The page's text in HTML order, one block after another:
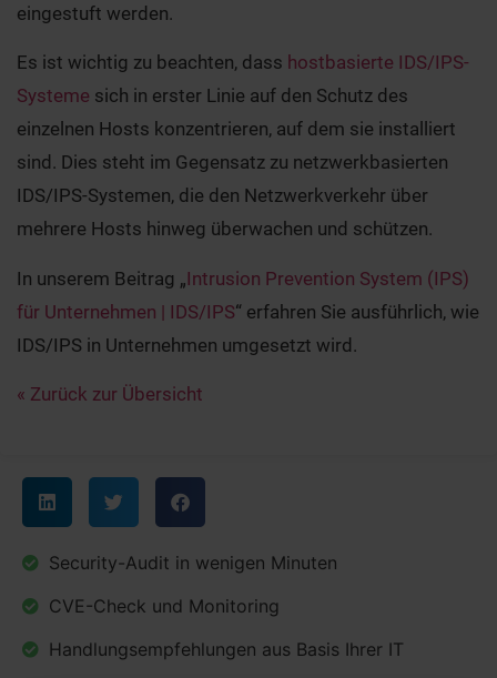
eingestuft werden.
Es ist wichtig zu beachten, dass hostbasierte IDS/IPS-
Systeme sich in erster Linie auf den Schutz des
einzelnen Hosts konzentrieren, auf dem sie installiert
sind. Dies steht im Gegensatz zu netzwerkbasierten
IDS/IPS-Systemen, die den Netzwerkverkehr über
mehrere Hosts hinweg überwachen und schützen.
In unserem Beitrag „Intrusion Prevention System (IPS)
für Unternehmen | IDS/IPS“ erfahren Sie ausführlich, wie
IDS/IPS in Unternehmen umgesetzt wird.
« Zurück zur Übersicht
Security-Audit in wenigen Minuten
CVE-Check und Monitoring
Handlungsempfehlungen aus Basis Ihrer IT